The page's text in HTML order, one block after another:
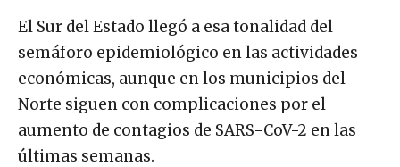
El Sur del Estado llegó a esa tonalidad del
semáforo epidemiológico en las actividades
económicas, aunque en los municipios del
Norte siguen con complicaciones por el
aumento de contagios de SARS-CoV-2 en las
últimas semanas.